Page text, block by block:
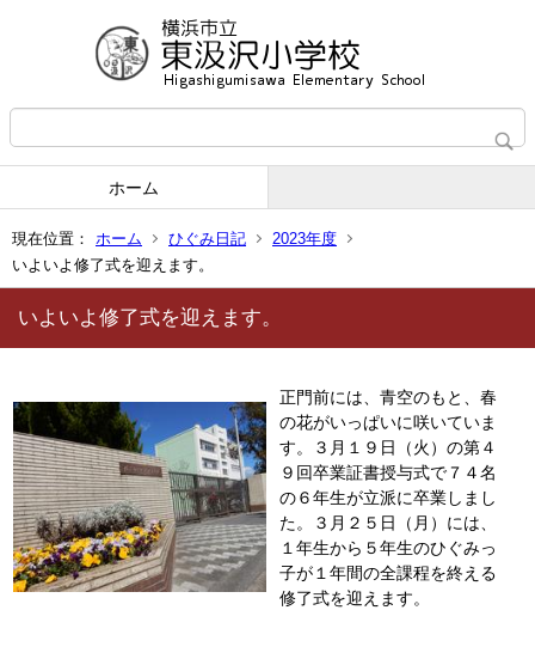
ホーム
現在位置： ホーム ひぐみ日記
2023年度
いよいよ修了式を迎えます。
いよいよ修了式を迎えます。
正門前には、青空のもと、春
の花がいっぱいに咲いていま
す。３月１９日（火）の第４
９回卒業証書授与式で７４名
の６年生が立派に卒業しまし
た。３月２５日（月）には、
１年生から５年生のひぐみっ
子が１年間の全課程を終える
修了式を迎えます。